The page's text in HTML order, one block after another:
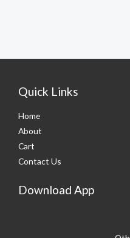
Quick Links
Home
About
Cart
Contact Us
Download App